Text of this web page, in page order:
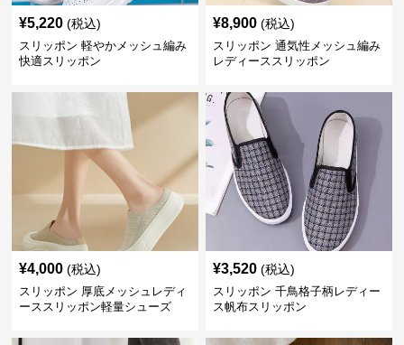
¥5,220 (税込)
スリッポン 軽やかメッシュ編み
快適スリッポン
¥8,900 (税込)
スリッポン 通気性メッシュ編み
レディーススリッポン
¥4,000 (税込)
スリッポン 厚底メッシュレディ
ーススリッポン軽量シューズ
¥3,520 (税込)
スリッポン 千鳥格子柄レディー
ス帆布スリッポン